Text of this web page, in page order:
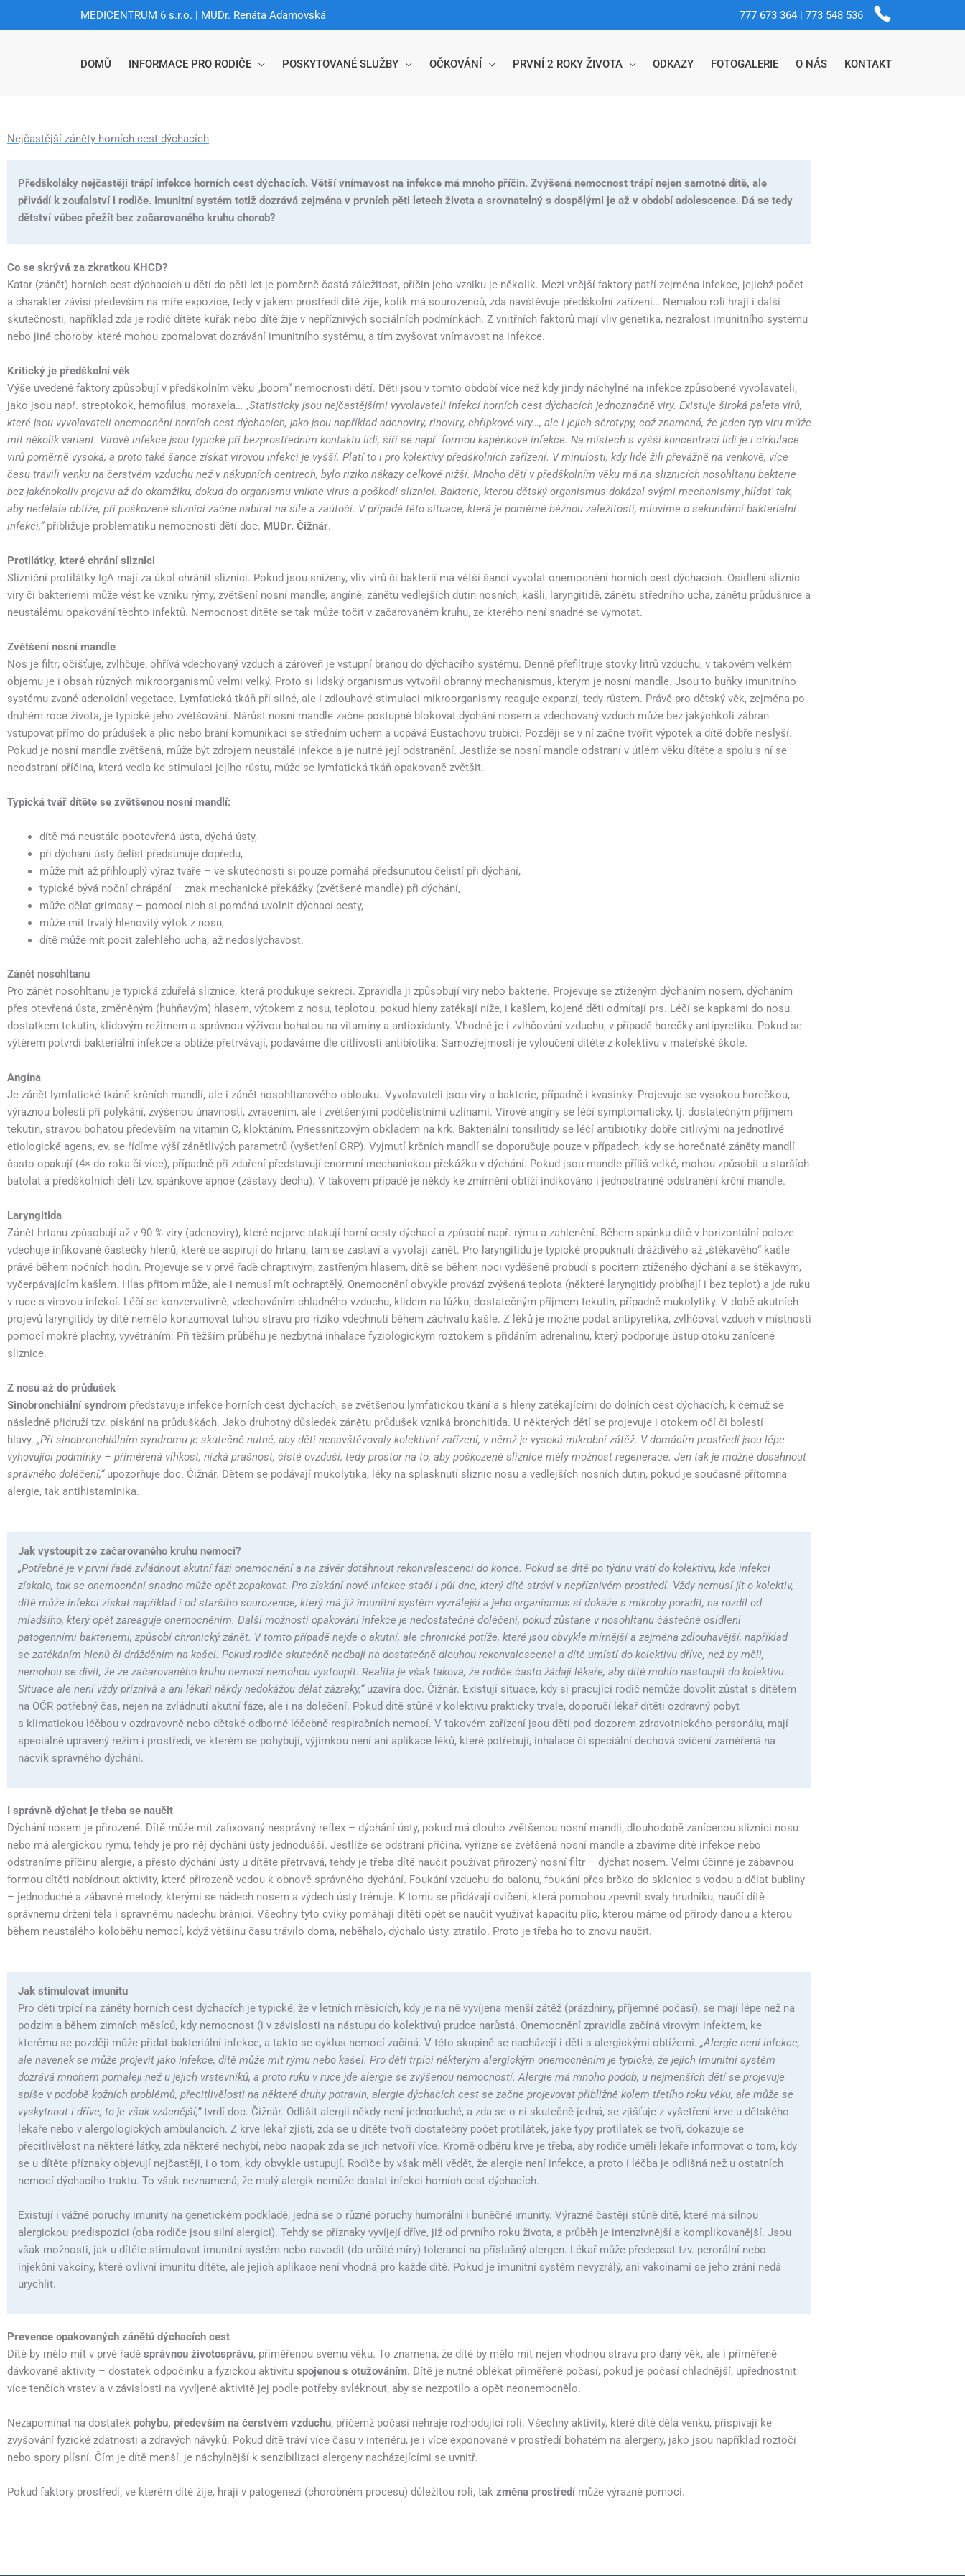
MEDICENTRUM 6 s.r.o. | MUDr. Renáta Adamovská 777 673 364 | 773 548 536
DOMŮ INFORMACE PRO RODIČE POSKYTOVANÉ SLUŽBY OČKOVÁNÍ PRVNÍ 2 ROKY ŽIVOTA ODKAZY FOTOGALERIE O NÁS KONTAKT
Nejčastější záněty horních cest dýchacích
Předškoláky nejčastěji trápí infekce horních cest dýchacích. Větší vnímavost na infekce má mnoho příčin. Zvýšená nemocnost trápí nejen samotné dítě, ale
přivádí k zoufalství i rodiče. Imunitní systém totiž dozrává zejména v prvních pěti letech života a srovnatelný s dospělými je až v období adolescence. Dá se tedy
dětství vůbec přežít bez začarovaného kruhu chorob?
Co se skrývá za zkratkou KHCD?
Katar (zánět) horních cest dýchacích u dětí do pěti let je poměrně častá záležitost, příčin jeho vzniku je několik. Mezi vnější faktory patří zejména infekce, jejichž počet
a charakter závisí především na míře expozice, tedy v jakém prostředí dítě žije, kolik má sourozenců, zda navštěvuje předškolní zařízení… Nemalou roli hrají i další
skutečnosti, například zda je rodič dítěte kuřák nebo dítě žije v nepříznivých sociálních podmínkách. Z vnitřních faktorů mají vliv genetika, nezralost imunitního systému
nebo jiné choroby, které mohou zpomalovat dozrávání imunitního systému, a tím zvyšovat vnímavost na infekce.
Kritický je předškolní věk
Výše uvedené faktory způsobují v předškolním věku „boom“ nemocnosti dětí. Děti jsou v tomto období více než kdy jindy náchylné na infekce způsobené vyvolavateli,
jako jsou např. streptokok, hemofilus, moraxela… „Statisticky jsou nejčastějšími vyvolavateli infekcí horních cest dýchacích jednoznačně viry. Existuje široká paleta virů,
které jsou vyvolavateli onemocnění horních cest dýchacích, jako jsou například adenoviry, rinoviry, chřipkové viry…, ale i jejich sérotypy, což znamená, že jeden typ viru může
mít několik variant. Virové infekce jsou typické při bezprostředním kontaktu lidí, šíří se např. formou kapénkové infekce. Na místech s vyšší koncentrací lidí je i cirkulace
virů poměrně vysoká, a proto také šance získat virovou infekci je vyšší. Platí to i pro kolektivy předškolních zařízení. V minulosti, kdy lidé žili převážně na venkově, více
času trávili venku na čerstvém vzduchu než v nákupních centrech, bylo riziko nákazy celkově nižší. Mnoho dětí v předškolním věku má na sliznicích nosohltanu bakterie
bez jakéhokoliv projevu až do okamžiku, dokud do organismu vnikne virus a poškodí sliznici. Bakterie, kterou dětský organismus dokázal svými mechanismy ‚hlídat‘ tak,
aby nedělala obtíže, při poškozené sliznici začne nabírat na síle a zaútočí. V případě této situace, která je poměrně běžnou záležitostí, mluvíme o sekundární bakteriální
infekci,“ přibližuje problematiku nemocnosti dětí doc. MUDr. Čižnár.
Protilátky, které chrání sliznici
Slizniční protilátky IgA mají za úkol chránit sliznici. Pokud jsou sníženy, vliv virů či bakterií má větší šanci vyvolat onemocnění horních cest dýchacích. Osídlení sliznic
viry či bakteriemi může vést ke vzniku rýmy, zvětšení nosní mandle, angíně, zánětu vedlejších dutin nosních, kašli, laryngitidě, zánětu středního ucha, zánětu průdušnice a
neustálému opakování těchto infektů. Nemocnost dítěte se tak může točit v začarovaném kruhu, ze kterého není snadné se vymotat.
Zvětšení nosní mandle
Nos je filtr; očišťuje, zvlhčuje, ohřívá vdechovaný vzduch a zároveň je vstupní branou do dýchacího systému. Denně přefiltruje stovky litrů vzduchu, v takovém velkém
objemu je i obsah různých mikroorganismů velmi velký. Proto si lidský organismus vytvořil obranný mechanismus, kterým je nosní mandle. Jsou to buňky imunitního
systému zvané adenoidní vegetace. Lymfatická tkáň při silné, ale i zdlouhavé stimulaci mikroorganismy reaguje expanzí, tedy růstem. Právě pro dětský věk, zejména po
druhém roce života, je typické jeho zvětšování. Nárůst nosní mandle začne postupně blokovat dýchání nosem a vdechovaný vzduch může bez jakýchkoli zábran
vstupovat přímo do průdušek a plic nebo brání komunikaci se středním uchem a ucpává Eustachovu trubici. Později se v ní začne tvořit výpotek a dítě dobře neslyší.
Pokud je nosní mandle zvětšená, může být zdrojem neustálé infekce a je nutné její odstranění. Jestliže se nosní mandle odstraní v útlém věku dítěte a spolu s ní se
neodstraní příčina, která vedla ke stimulaci jejího růstu, může se lymfatická tkáň opakovaně zvětšit.
Typická tvář dítěte se zvětšenou nosní mandlí:
dítě má neustále pootevřená ústa, dýchá ústy,
při dýchání ústy čelist předsunuje dopředu,
může mít až přihlouplý výraz tváře – ve skutečnosti si pouze pomáhá předsunutou čelistí při dýchání,
typické bývá noční chrápání – znak mechanické překážky (zvětšené mandle) při dýchání,
může dělat grimasy – pomocí nich si pomáhá uvolnit dýchací cesty,
může mít trvalý hlenovitý výtok z nosu,
dítě může mít pocit zalehlého ucha, až nedoslýchavost.
Zánět nosohltanu
Pro zánět nosohltanu je typická zduřelá sliznice, která produkuje sekreci. Zpravidla ji způsobují viry nebo bakterie. Projevuje se ztíženým dýcháním nosem, dýcháním
přes otevřená ústa, změněným (huhňavým) hlasem, výtokem z nosu, teplotou, pokud hleny zatékají níže, i kašlem, kojené děti odmítají prs. Léčí se kapkami do nosu,
dostatkem tekutin, klidovým režimem a správnou výživou bohatou na vitaminy a antioxidanty. Vhodné je i zvlhčování vzduchu, v případě horečky antipyretika. Pokud se
výtěrem potvrdí bakteriální infekce a obtíže přetrvávají, podáváme dle citlivosti antibiotika. Samozřejmostí je vyloučení dítěte z kolektivu v mateřské škole.
Angína
Je zánět lymfatické tkáně krčních mandlí, ale i zánět nosohltanového oblouku. Vyvolavateli jsou viry a bakterie, případně i kvasinky. Projevuje se vysokou horečkou,
výraznou bolestí při polykání, zvýšenou únavností, zvracením, ale i zvětšenými podčelistními uzlinami. Virové angíny se léčí symptomaticky, tj. dostatečným příjmem
tekutin, stravou bohatou především na vitamin C, kloktáním, Priessnitzovým obkladem na krk. Bakteriální tonsilitidy se léčí antibiotiky dobře citlivými na jednotlivé
etiologické agens, ev. se řídíme výší zánětlivých parametrů (vyšetření CRP). Vyjmutí krčních mandlí se doporučuje pouze v případech, kdy se horečnaté záněty mandlí
často opakují (4× do roka či více), případně při zduření představují enormní mechanickou překážku v dýchání. Pokud jsou mandle příliš velké, mohou způsobit u starších
batolat a předškolních dětí tzv. spánkové apnoe (zástavy dechu). V takovém případě je někdy ke zmírnění obtíží indikováno i jednostranné odstranění krční mandle.
Laryngitida
Zánět hrtanu způsobují až v 90 % viry (adenoviry), které nejprve atakují horní cesty dýchací a způsobí např. rýmu a zahlenění. Během spánku dítě v horizontální poloze
vdechuje infikované částečky hlenů, které se aspirují do hrtanu, tam se zastaví a vyvolají zánět. Pro laryngitidu je typické propuknutí dráždivého až „štěkavého“ kašle
právě během nočních hodin. Projevuje se v prvé řadě chraptivým, zastřeným hlasem, dítě se během noci vyděšené probudí s pocitem ztíženého dýchání a se štěkavým,
vyčerpávajícím kašlem. Hlas přitom může, ale i nemusí mít ochraptělý. Onemocnění obvykle provází zvýšená teplota (některé laryngitidy probíhají i bez teplot) a jde ruku
v ruce s virovou infekcí. Léčí se konzervativně, vdechováním chladného vzduchu, klidem na lůžku, dostatečným příjmem tekutin, případně mukolytiky. V době akutních
projevů laryngitidy by dítě nemělo konzumovat tuhou stravu pro riziko vdechnutí během záchvatu kašle. Z léků je možné podat antipyretika, zvlhčovat vzduch v místnosti
pomocí mokré plachty, vyvětráním. Při těžším průběhu je nezbytná inhalace fyziologickým roztokem s přidáním adrenalinu, který podporuje ústup otoku zanícené
sliznice.
Z nosu až do průdušek
Sinobronchiální syndrom představuje infekce horních cest dýchacích, se zvětšenou lymfatickou tkání a s hleny zatékajícími do dolních cest dýchacích, k čemuž se
následně přidruží tzv. pískání na průduškách. Jako druhotný důsledek zánětu průdušek vzniká bronchitida. U některých dětí se projevuje i otokem očí či bolestí
hlavy. „Při sinobronchiálním syndromu je skutečně nutné, aby děti nenavštěvovaly kolektivní zařízení, v němž je vysoká mikrobní zátěž. V domácím prostředí jsou lépe
vyhovující podmínky – přiměřená vlhkost, nízká prašnost, čisté ovzduší, tedy prostor na to, aby poškozené sliznice měly možnost regenerace. Jen tak je možné dosáhnout
správného doléčení,“ upozorňuje doc. Čižnár. Dětem se podávají mukolytika, léky na splasknutí sliznic nosu a vedlejších nosních dutin, pokud je současně přítomna
alergie, tak antihistaminika.
Jak vystoupit ze začarovaného kruhu nemocí?
„Potřebné je v první řadě zvládnout akutní fázi onemocnění a na závěr dotáhnout rekonvalescenci do konce. Pokud se dítě po týdnu vrátí do kolektivu, kde infekci
získalo, tak se onemocnění snadno může opět zopakovat. Pro získání nové infekce stačí i půl dne, který dítě stráví v nepříznivém prostředí. Vždy nemusí jít o kolektiv,
dítě může infekci získat například i od staršího sourozence, který má již imunitní systém vyzrálejší a jeho organismus si dokáže s mikroby poradit, na rozdíl od
mladšího, který opět zareaguje onemocněním. Další možností opakování infekce je nedostatečné doléčení, pokud zůstane v nosohltanu částečné osídlení
patogenními bakteriemi, způsobí chronický zánět. V tomto případě nejde o akutní, ale chronické potíže, které jsou obvykle mírnější a zejména zdlouhavější, například
se zatékáním hlenů či drážděním na kašel. Pokud rodiče skutečně nedbají na dostatečně dlouhou rekonvalescenci a dítě umístí do kolektivu dříve, než by měli,
nemohou se divit, že ze začarovaného kruhu nemocí nemohou vystoupit. Realita je však taková, že rodiče často žádají lékaře, aby dítě mohlo nastoupit do kolektivu.
Situace ale není vždy příznivá a ani lékaři někdy nedokážou dělat zázraky,“ uzavírá doc. Čižnár. Existují situace, kdy si pracující rodič nemůže dovolit zůstat s dítětem
na OČR potřebný čas, nejen na zvládnutí akutní fáze, ale i na doléčení. Pokud dítě stůně v kolektivu prakticky trvale, doporučí lékař dítěti ozdravný pobyt
s klimatickou léčbou v ozdravovně nebo dětské odborné léčebně respiračních nemocí. V takovém zařízení jsou děti pod dozorem zdravotnického personálu, mají
speciálně upravený režim i prostředí, ve kterém se pohybují, výjimkou není ani aplikace léků, které potřebují, inhalace či speciální dechová cvičení zaměřená na
nácvik správného dýchání.
I správně dýchat je třeba se naučit
Dýchání nosem je přirozené. Dítě může mít zafixovaný nesprávný reflex – dýchání ústy, pokud má dlouho zvětšenou nosní mandli, dlouhodobě zanícenou sliznici nosu
nebo má alergickou rýmu, tehdy je pro něj dýchání ústy jednodušší. Jestliže se odstraní příčina, vyřízne se zvětšená nosní mandle a zbavíme dítě infekce nebo
odstraníme příčinu alergie, a přesto dýchání ústy u dítěte přetrvává, tehdy je třeba dítě naučit používat přirozený nosní filtr – dýchat nosem. Velmi účinné je zábavnou
formou dítěti nabídnout aktivity, které přirozeně vedou k obnově správného dýchání. Foukání vzduchu do balonu, foukání přes brčko do sklenice s vodou a dělat bubliny
– jednoduché a zábavné metody, kterými se nádech nosem a výdech ústy trénuje. K tomu se přidávají cvičení, která pomohou zpevnit svaly hrudníku, naučí dítě
správnému držení těla i správnému nádechu bránicí. Všechny tyto cviky pomáhají dítěti opět se naučit využívat kapacitu plic, kterou máme od přírody danou a kterou
během neustálého koloběhu nemocí, když většinu času trávilo doma, neběhalo, dýchalo ústy, ztratilo. Proto je třeba ho to znovu naučit.
Jak stimulovat imunitu
Pro děti trpící na záněty horních cest dýchacích je typické, že v letních měsících, kdy je na ně vyvíjena menší zátěž (prázdniny, příjemné počasí), se mají lépe než na
podzim a během zimních měsíců, kdy nemocnost (i v závislosti na nástupu do kolektivu) prudce narůstá. Onemocnění zpravidla začíná virovým infektem, ke
kterému se později může přidat bakteriální infekce, a takto se cyklus nemocí začíná. V této skupině se nacházejí i děti s alergickými obtížemi. „Alergie není infekce,
ale navenek se může projevit jako infekce, dítě může mít rýmu nebo kašel. Pro děti trpící některým alergickým onemocněním je typické, že jejich imunitní systém
dozrává mnohem pomaleji než u jejich vrstevníků, a proto ruku v ruce jde alergie se zvýšenou nemocností. Alergie má mnoho podob, u nejmenších dětí se projevuje
spíše v podobě kožních problémů, přecitlivělosti na některé druhy potravin, alergie dýchacích cest se začne projevovat přibližně kolem třetího roku věku, ale může se
vyskytnout i dříve, to je však vzácnější,“tvrdí doc. Čižnár. Odlišit alergii někdy není jednoduché, a zda se o ni skutečně jedná, se zjišťuje z vyšetření krve u dětského
lékaře nebo v alergologických ambulancích. Z krve lékař zjistí, zda se u dítěte tvoří dostatečný počet protilátek, jaké typy protilátek se tvoří, dokazuje se
přecitlivělost na některé látky, zda některé nechybí, nebo naopak zda se jich netvoří více. Kromě odběru krve je třeba, aby rodiče uměli lékaře informovat o tom, kdy
se u dítěte příznaky objevují nejčastěji, i o tom, kdy obvykle ustupují. Rodiče by však měli vědět, že alergie není infekce, a proto i léčba je odlišná než u ostatních
nemocí dýchacího traktu. To však neznamená, že malý alergik nemůže dostat infekci horních cest dýchacích.
Existují i ​​vážné poruchy imunity na genetickém podkladě, jedná se o různé poruchy humorální i buněčné imunity. Výrazně častěji stůně dítě, které má silnou
alergickou predispozici (oba rodiče jsou silní alergici). Tehdy se příznaky vyvíjejí dříve, již od prvního roku života, a průběh je intenzivnější a komplikovanější. Jsou
však možnosti, jak u dítěte stimulovat imunitní systém nebo navodit (do určité míry) toleranci na příslušný alergen. Lékař může předepsat tzv. perorální nebo
injekční vakcíny, které ovlivní imunitu dítěte, ale jejich aplikace není vhodná pro každé dítě. Pokud je imunitní systém nevyzrálý, ani vakcínami se jeho zrání nedá
urychlit.
Prevence opakovaných zánětů dýchacích cest
Dítě by mělo mít v prvé řadě správnou životosprávu, přiměřenou svému věku. To znamená, že dítě by mělo mít nejen vhodnou stravu pro daný věk, ale i přiměřeně
dávkované aktivity – dostatek odpočinku a fyzickou aktivitu spojenou s otužováním. Dítě je nutné oblékat přiměřeně počasí, pokud je počasí chladnější, upřednostnit
více tenčích vrstev a v závislosti na vyvíjené aktivitě jej podle potřeby svléknout, aby se nezpotilo a opět neonemocnělo.
Nezapomínat na dostatek pohybu, především na čerstvém vzduchu, přičemž počasí nehraje rozhodující roli. Všechny aktivity, které dítě dělá venku, přispívají ke
zvyšování fyzické zdatnosti a zdravých návyků. Pokud dítě tráví více času v interiéru, je i více exponované v prostředí bohatém na alergeny, jako jsou například roztoči
nebo spory plísní. Čím je dítě menší, je náchylnější k senzibilizaci alergeny nacházejícími se uvnitř.
Pokud faktory prostředí, ve kterém dítě žije, hrají v patogenezi (chorobném procesu) důležitou roli, tak změna prostředí může výrazně pomoci.